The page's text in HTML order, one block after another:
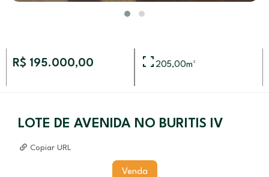
R$ 195.000,00 205,00m²
LOTE DE AVENIDA NO BURITIS IV
Copiar URL
Venda